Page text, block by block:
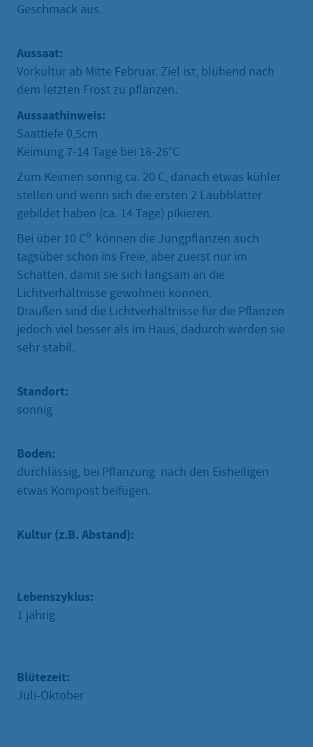
Geschmack aus.
Aussaat:
Vorkultur ab Mitte Februar. Ziel ist, blühend nach
dem letzten Frost zu pflanzen.
Aussaathinweis:
Saattiefe 0,5cm
Keimung 7-14 Tage bei 18-26°C
Zum Keimen sonnig ca. 20 C, danach etwas kühler
stellen und wenn sich die ersten 2 Laubblätter
gebildet haben (ca. 14 Tage) pikieren.
Bei über 10 Co können die Jungpflanzen auch
tagsüber schon ins Freie, aber zuerst nur im
Schatten, damit sie sich langsam an die
Lichtverhältnisse gewöhnen können.
Draußen sind die Lichtverhältnisse für die Pflanzen
jedoch viel besser als im Haus, dadurch werden sie
sehr stabil.
Standort:
sonnig
Boden:
durchlässig, bei Pflanzung nach den Eisheiligen
etwas Kompost beifügen.
Kultur (z.B. Abstand):
Lebenszyklus:
1 jährig
Blütezeit:
Juli-Oktober